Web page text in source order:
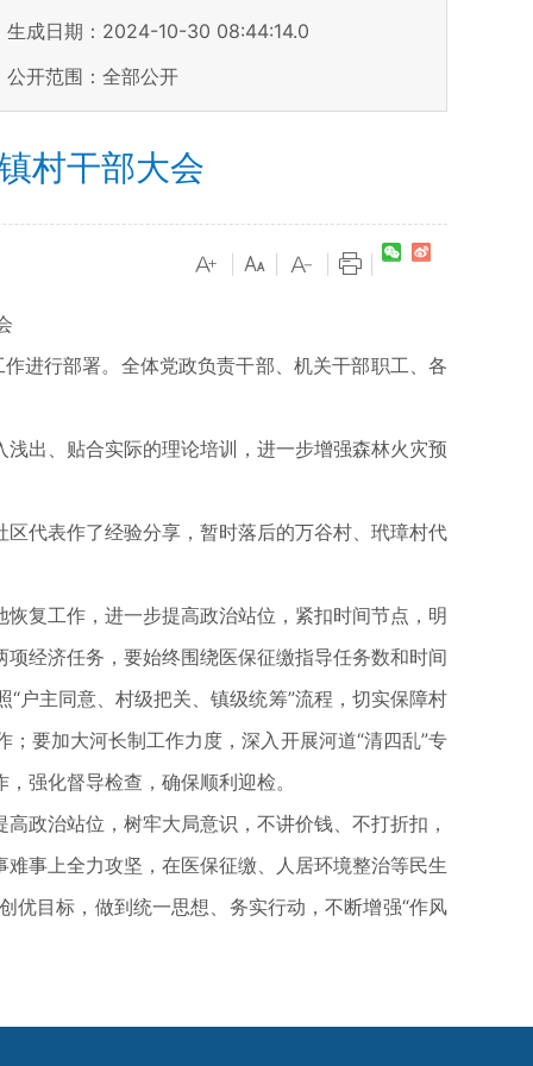
生成日期：2024-10-30 08:44:14.0
公开范围：全部公开
村干部大会
行部署。全体党政负责干部、机关干部职工、各
出、贴合实际的理论培训，进一步增强森林火灾预
代表作了经验分享，暂时落后的万谷村、玳璋村代
复工作，进一步提高政治站位，紧扣时间节点，明
经济任务，要始终围绕医保征缴指导任务数和时间
户主同意、村级把关、镇级统筹”流程，切实保障村
要加大河长制工作力度，深入开展河道“清四乱”专
强化督导检查，确保顺利迎检。
治站位，树牢大局意识，不讲价钱、不打折扣，
事上全力攻坚，在医保征缴、人居环境整治等民生
优目标，做到统一思想、务实行动，不断增强“作风